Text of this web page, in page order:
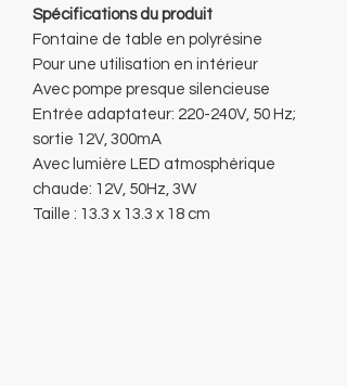
Spécifications du produit
Fontaine de table en polyrésine
Pour une utilisation en intérieur
Avec pompe presque silencieuse
Entrée adaptateur: 220-240V, 50 Hz;
sortie 12V, 300mA
Avec lumière LED atmosphérique
chaude: 12V, 50Hz, 3W
Taille : 13.3 x 13.3 x 18 cm